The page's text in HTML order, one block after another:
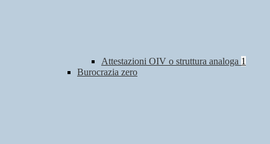
Attestazioni OIV o struttura analoga 1
Burocrazia zero